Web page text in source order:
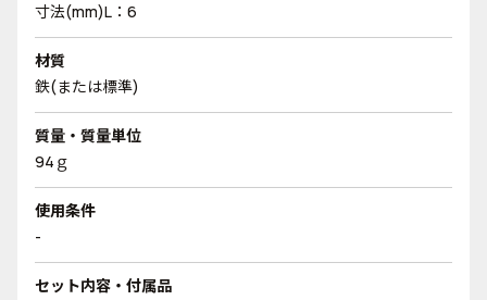
寸法(mm)L：6
材質
鉄(または標準)
質量・質量単位
94ｇ
使用条件
-
セット内容・付属品